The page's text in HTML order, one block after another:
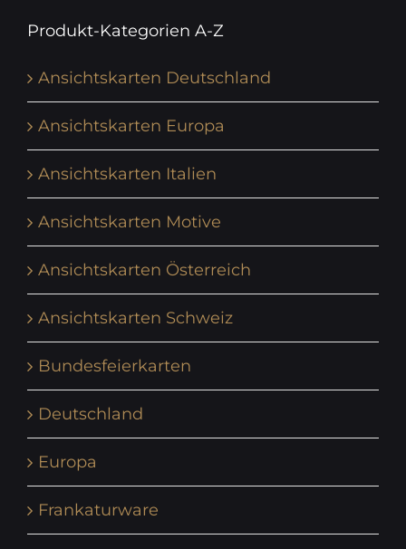
Produkt-Kategorien A-Z
Ansichtskarten Deutschland
Ansichtskarten Europa
Ansichtskarten Italien
Ansichtskarten Motive
Ansichtskarten Österreich
Ansichtskarten Schweiz
Bundesfeierkarten
Deutschland
Europa
Frankaturware